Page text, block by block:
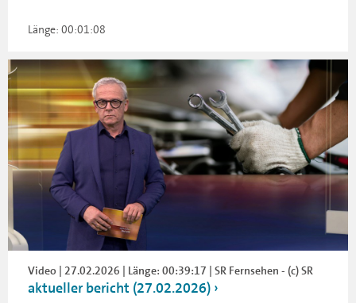
Länge: 00:01:08
Video | 27.02.2026 | Länge: 00:39:17 | SR Fernsehen - (c) SR
aktueller bericht (27.02.2026)